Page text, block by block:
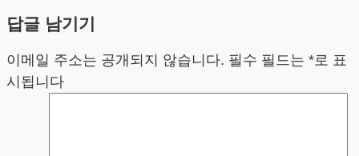
답글 남기기
이메일 주소는 공개되지 않습니다. 필수 필드는 *로 표
시됩니다